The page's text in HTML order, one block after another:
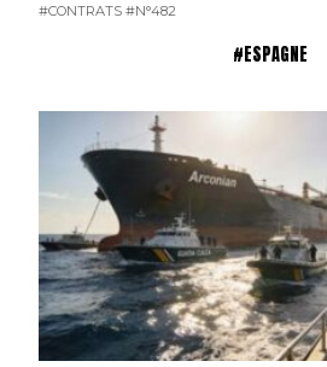
#CONTRATS #N°482
#ESPAGNE